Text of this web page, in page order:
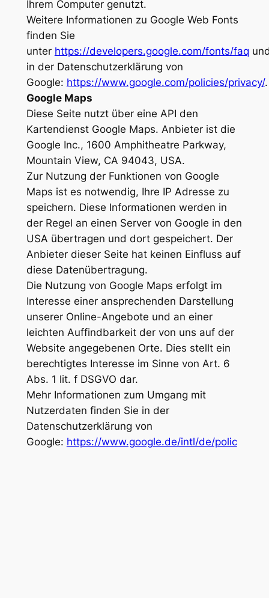
Ihrem Computer genutzt.
Weitere Informationen zu Google Web Fonts
finden Sie
unter https://developers.google.com/fonts/faq
in der Datenschutzerklärung von
Google: https://www.google.com/policies/privacy/.
Google Maps
Diese Seite nutzt über eine API den
Kartendienst Google Maps. Anbieter ist die
Google Inc., 1600 Amphitheatre Parkway,
Mountain View, CA 94043, USA.
Zur Nutzung der Funktionen von Google
Maps ist es notwendig, Ihre IP Adresse zu
speichern. Diese Informationen werden in
der Regel an einen Server von Google in den
USA übertragen und dort gespeichert. Der
Anbieter dieser Seite hat keinen Einfluss auf
diese Datenübertragung.
Die Nutzung von Google Maps erfolgt im
Interesse einer ansprechenden Darstellung
unserer Online-Angebote und an einer
leichten Auffindbarkeit der von uns auf der
Website angegebenen Orte. Dies stellt ein
berechtigtes Interesse im Sinne von Art. 6
Abs. 1 lit. f DSGVO dar.
Mehr Informationen zum Umgang mit
Nutzerdaten finden Sie in der
Datenschutzerklärung von
Google: https://www.google.de/intl/de/polic